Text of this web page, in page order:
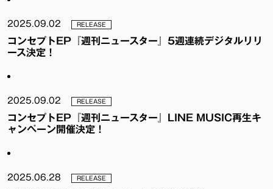
2025.09.02 RELEASE
コンセプトEP『週刊ニュースター』5週連続デジタルリリ
ース決定！
2025.09.02 RELEASE
コンセプトEP『週刊ニュースター』LINE MUSIC再生キ
ャンペーン開催決定！
2025.06.28 RELEASE